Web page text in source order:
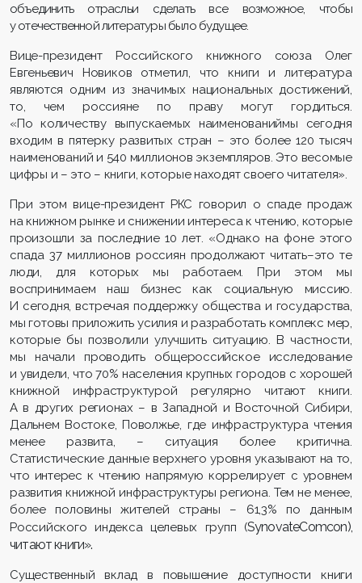
объединить отрасльи сделать все возможное, чтобы
у отечественной литературы было будущее.
Вице-президент Российского книжного союза Олег
Евгеньевич Новиков отметил, что книги и литература
являются одним из значимых национальных достижений,
то, чем россияне по праву могут гордиться.
«По количеству выпускаемых наименованиймы сегодня
входим в пятерку развитых стран – это более 120 тысяч
наименований и 540 миллионов экземпляров. Это весомые
цифры и – это – книги, которые находят своего читателя».
При этом вице-президент РКС говорил о спаде продаж
на книжном рынке и снижении интереса к чтению, которые
произошли за последние 10 лет. «Однако на фоне этого
спада 37 миллионов россиян продолжают читать–это те
люди, для которых мы работаем. При этом мы
воспринимаем наш бизнес как социальную миссию.
И сегодня, встречая поддержку общества и государства,
мы готовы приложить усилия и разработать комплекс мер,
которые бы позволили улучшить ситуацию. В частности,
мы начали проводить общероссийское исследование
и увидели, что 70% населения крупных городов с хорошей
книжной инфраструктурой регулярно читают книги.
А в других регионах – в Западной и Восточной Сибири,
Дальнем Востоке, Поволжье, где инфраструктура чтения
менее развита, – ситуация более критична.
Статистические данные верхнего уровня указывают на то,
что интерес к чтению напрямую коррелирует с уровнем
развития книжной инфраструктуры региона. Тем не менее,
более половины жителей страны – 61,3% по данным
Российского индекса целевых групп (SynovateComcon),
читают книги».
Существенный вклад в повышение доступности книги